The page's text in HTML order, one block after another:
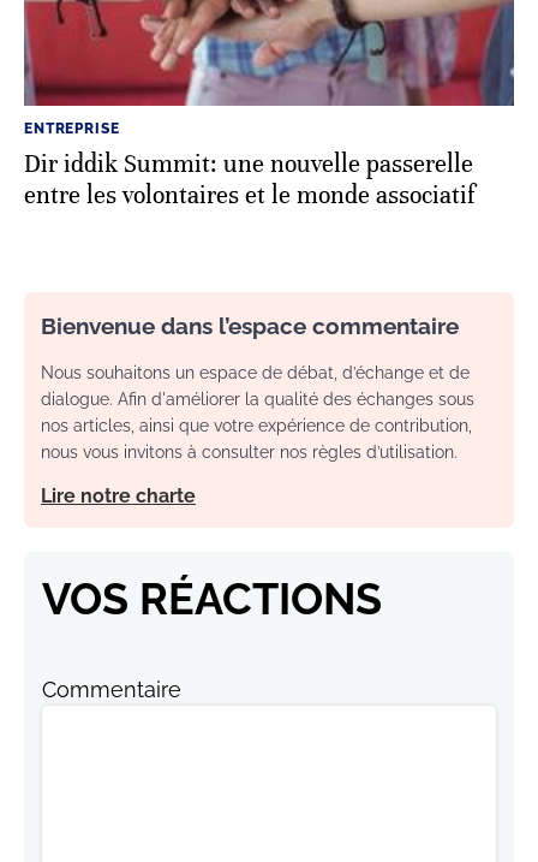
ENTREPRISE
Dir iddik Summit: une nouvelle passerelle
entre les volontaires et le monde associatif
Bienvenue dans l’espace commentaire
Nous souhaitons un espace de débat, d’échange et de
dialogue. Afin d'améliorer la qualité des échanges sous
nos articles, ainsi que votre expérience de contribution,
nous vous invitons à consulter nos règles d’utilisation.
Lire notre charte
VOS RÉACTIONS
Commentaire